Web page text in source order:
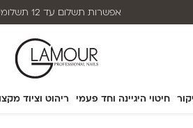
חיטוי היגיינה וחד פעמי ריהוט וציוד
אפשרות תשלום עד 12 תשלומים